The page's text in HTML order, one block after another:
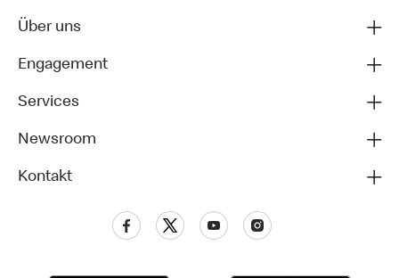
Über uns
Engagement
Services
Newsroom
Kontakt